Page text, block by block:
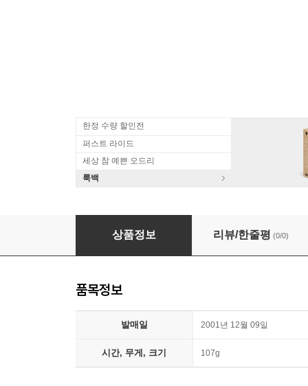
한정 수량 할인전
퍼스트 라이드
세상 참 예쁜 오드리
룩백
Vivaldi : The Four SeasonㆍViolin Concerto
상품정보 리뷰/한줄평 (0/0)
품목정보
발매일 2001년 12월 09일
시간, 무게, 크기 107g